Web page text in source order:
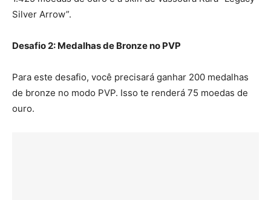
Silver Arrow”.
Desafio 2: Medalhas de Bronze no PVP
Para este desafio, você precisará ganhar 200 medalhas
de bronze no modo PVP. Isso te renderá 75 moedas de
ouro.